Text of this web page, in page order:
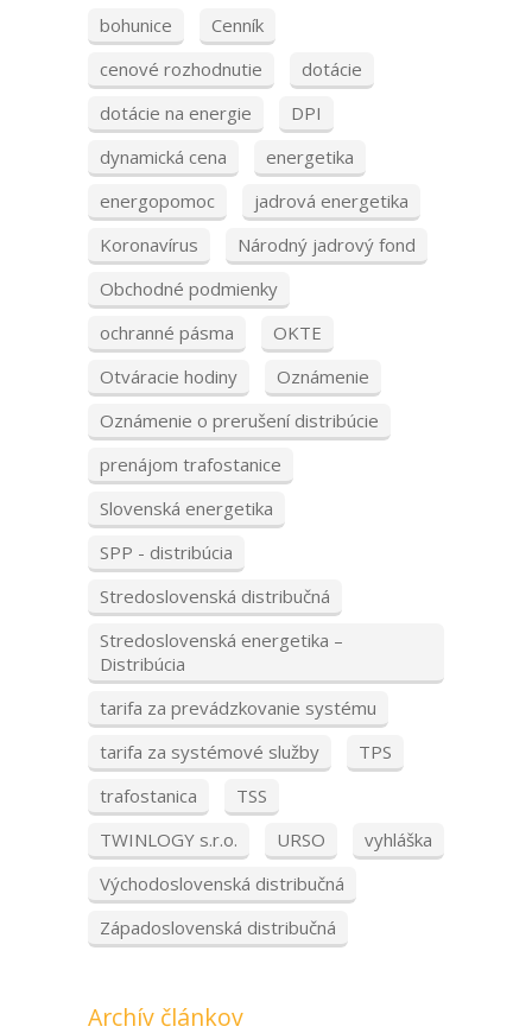
bohunice
Cenník
cenové rozhodnutie
dotácie
dotácie na energie
DPI
dynamická cena
energetika
energopomoc
jadrová energetika
Koronavírus
Národný jadrový fond
Obchodné podmienky
ochranné pásma
OKTE
Otváracie hodiny
Oznámenie
Oznámenie o prerušení distribúcie
prenájom trafostanice
Slovenská energetika
SPP - distribúcia
Stredoslovenská distribučná
Stredoslovenská energetika –
Distribúcia
tarifa za prevádzkovanie systému
tarifa za systémové služby
TPS
trafostanica
TSS
TWINLOGY s.r.o.
URSO
vyhláška
Východoslovenská distribučná
Západoslovenská distribučná
Archív článkov